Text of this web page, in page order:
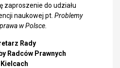
zaproszenie do udziału
naukowej pt. Problemy
w Polsce.
Rady
Radców Prawnych